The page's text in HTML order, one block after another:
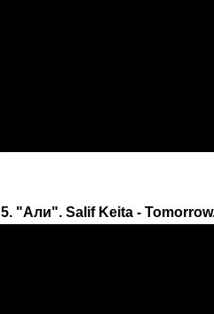
5. "Али". Salif Keita -